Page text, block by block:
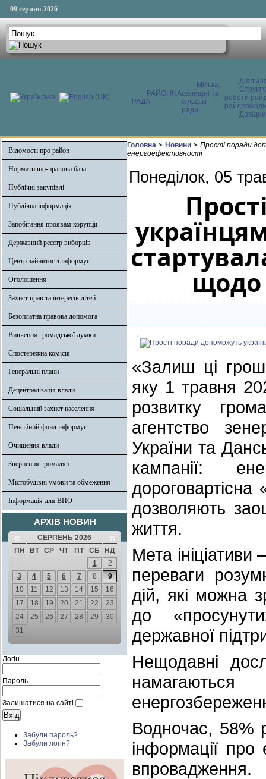
09 серпня 2026
РАЙОННА
РАДА
Міська,
селищні та
сільські
ради
роботи
Відомості про район
Нормативно-правова база
Публічні закупівлі
Публічна інформація
Запобігання проявам корупції
Державний реєстр виборців
Центр зайнятості інформує
Оголошення
Захист прав та інтересів дітей
Безоплатна правова допомога
Вивчення громадської думки
Спостережна комісія
Генеральні плани
Децентралізація влади
Соціальний захист населення
Пенсійний фонд інформує
Очищення влади
Звернення громадян
Містобудівні умови та обмеження
Інформація для ВПО
АРХІВ НОВИН
« СЕРПЕНЬ 2026 »
ПН ВТ СР ЧТ ПТ СБ
НД
1
2
3
4 5 6 7 8
9
10
11 12 13 14 15
16
17
18 19 20 21 22
23
24
25 26 27 28 29
30
31
Логін
Пароль
Залишатися на сайті
Забули пароль?
Забули логін?
Головна > Новини > Прості поради
енергоефективності
Понеділок, 05
щодо
«Залиш ці
яку 1 травня
розвитку
агентство
України та
кампанії:
дороговартісна
дозволяють
життя.
Мета
переваги
дій, які можна
до
державної
Нещодавні
Водночас, 58%
інформації про
впровадження.